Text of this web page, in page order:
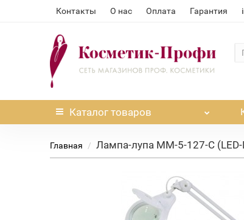
Контакты О нас Оплата Гарантия
Каталог товаров
Главная Лампа-лупа ММ-5-127-С (LED-